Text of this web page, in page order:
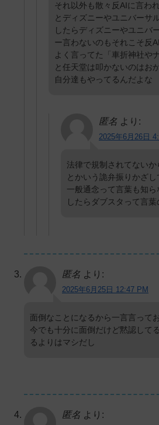
それ以外も散々反AIに言わ
とディズニーやユニバーサ
したらディズニーやユニバ
ー言わないのもそれこそ反
よく言ってた「車折神社や
と任天堂は叩かないのはお
自分達もやってるんだよな
匿名 より:
2025年6月26日
法律で規制されてない
とかいう詭弁振りかざ
一般通念って言葉も知
したらダブスタって言
匿名 より:
2025年6月25日 12:47 PM
面倒なことになるから一言言って
今でも十分に面倒だけど黙認して
るよりはマシだし
匿名 より: